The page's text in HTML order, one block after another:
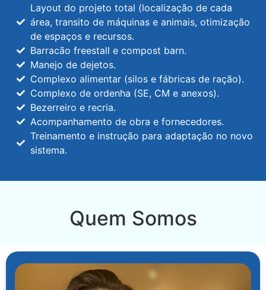
Layout do projeto total (localização de cada
área, transito de máquinas e animais, otimização
de espaços e recursos.
Barracão freestall e compost barn.
Manejo de dejetos.
Complexo alimentar (silos e fábricas de ração).
Complexo de ordenha (SE, CM e anexos).
Bezerreiro e recria.
Acompanhamento de obra e fornecedores.
Treinamento e instrução para adaptação no novo
sistema.
Quem Somos